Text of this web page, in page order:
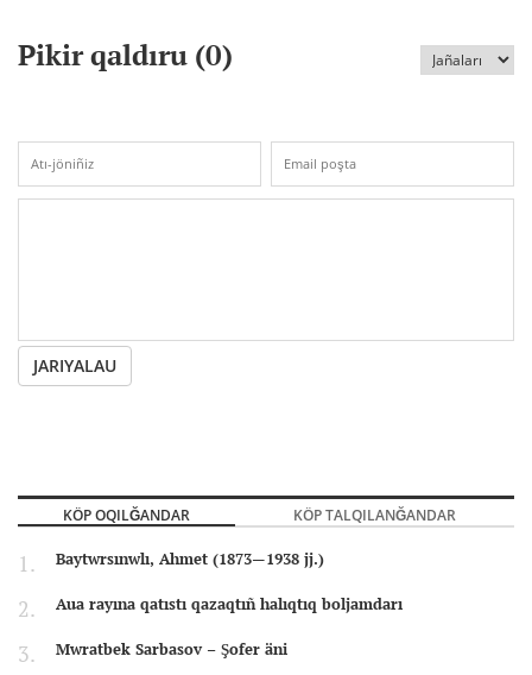
Pikir qaldıru (0)
JARIYALAU
KÖP OQILĞANDAR KÖP TALQILANĞANDAR
Baytwrsınwlı, Ahmet (1873—1938 jj.)
Aua rayına qatıstı qazaqtıñ halıqtıq boljamdarı
Mwratbek Sarbasov – Şofer äni